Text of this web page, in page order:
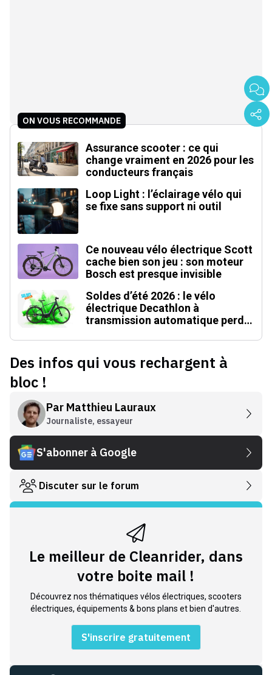
ON VOUS RECOMMANDE
Assurance scooter : ce qui
change vraiment en 2026 pour les
conducteurs français
Loop Light : l’éclairage vélo qui
se fixe sans support ni outil
Ce nouveau vélo électrique Scott
cache bien son jeu : son moteur
Bosch est presque invisible
Soldes d’été 2026 : le vélo
électrique Decathlon à
transmission automatique perd
Des infos qui vous rechargent à
bloc !
Par Matthieu Lauraux
Journaliste, essayeur
S'abonner à Google
Discuter sur le forum
Le meilleur de Cleanrider, dans
votre boite mail !
Découvrez nos thématiques vélos électriques, scooters
électriques, équipements & bons plans et bien d'autres.
S'inscrire gratuitement